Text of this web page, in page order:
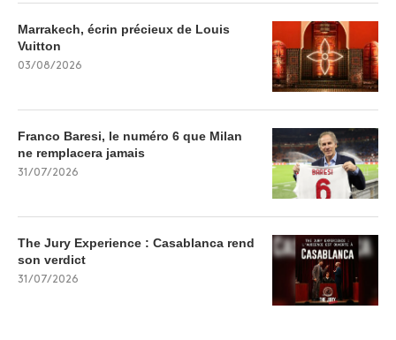
Marrakech, écrin précieux de Louis
Vuitton
03/08/2026
Franco Baresi, le numéro 6 que Milan
ne remplacera jamais
31/07/2026
The Jury Experience : Casablanca rend
son verdict
31/07/2026